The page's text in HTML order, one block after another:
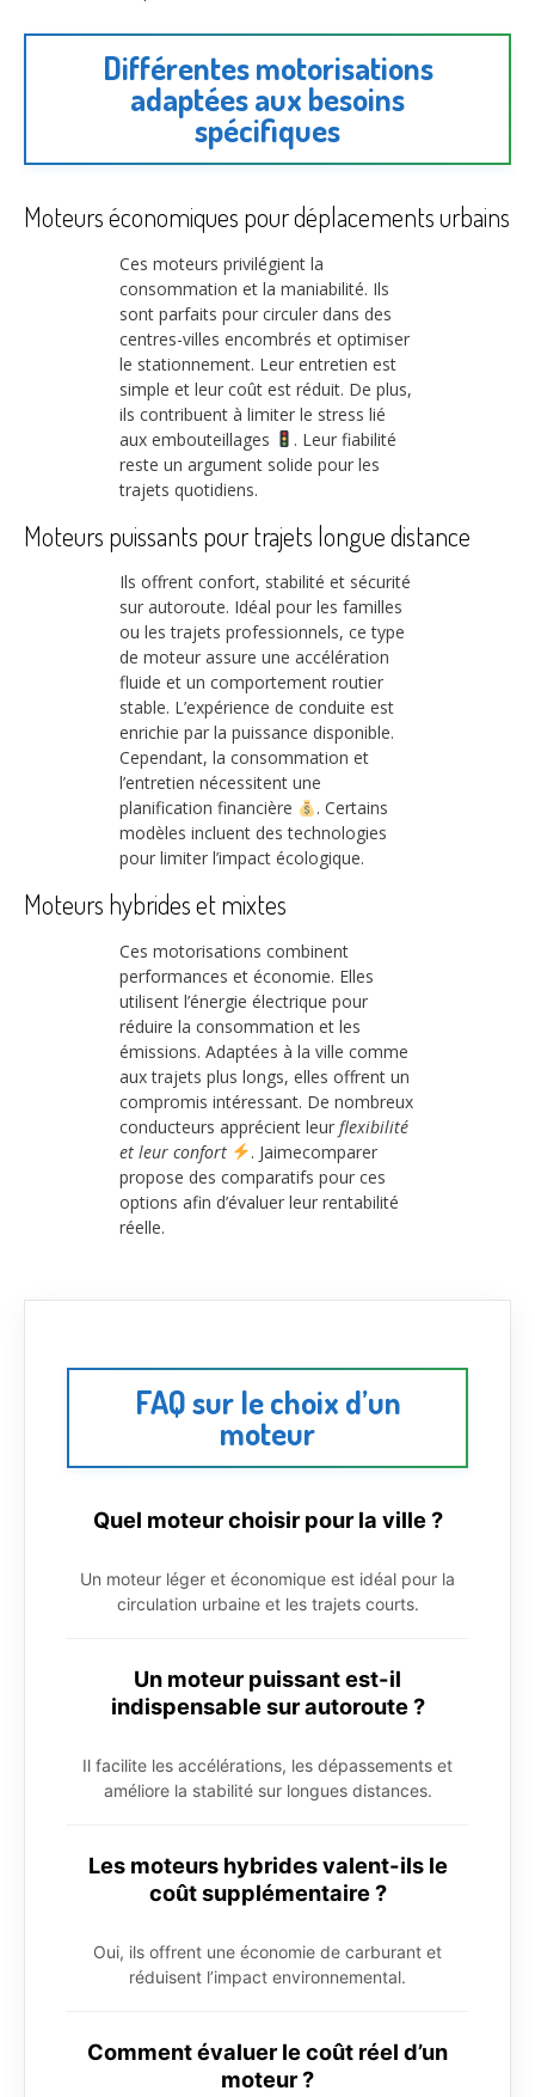
Différentes motorisations
adaptées aux besoins
spécifiques
Moteurs économiques pour déplacements urbains
Ces moteurs privilégient la
consommation et la maniabilité. Ils
sont parfaits pour circuler dans des
centres-villes encombrés et optimiser
le stationnement. Leur entretien est
simple et leur coût est réduit. De plus,
ils contribuent à limiter le stress lié
aux embouteillages
. Leur fiabilité
reste un argument solide pour les
trajets quotidiens.
Moteurs puissants pour trajets longue distance
Ils offrent confort, stabilité et sécurité
sur autoroute. Idéal pour les familles
ou les trajets professionnels, ce type
de moteur assure une accélération
fluide et un comportement routier
stable. L’expérience de conduite est
enrichie par la puissance disponible.
Cependant, la consommation et
l’entretien nécessitent une
planification financière
. Certains
modèles incluent des technologies
pour limiter l’impact écologique.
Moteurs hybrides et mixtes
Ces motorisations combinent
performances et économie. Elles
utilisent l’énergie électrique pour
réduire la consommation et les
émissions. Adaptées à la ville comme
aux trajets plus longs, elles offrent un
compromis intéressant. De nombreux
conducteurs apprécient leur flexibilité
et leur confort
. Jaimecomparer
propose des comparatifs pour ces
options afin d’évaluer leur rentabilité
réelle.
FAQ sur le choix d’un
moteur
Quel moteur choisir pour la ville ?
Un moteur léger et économique est idéal pour la
circulation urbaine et les trajets courts.
Un moteur puissant est-il
indispensable sur autoroute ?
Il facilite les accélérations, les dépassements et
améliore la stabilité sur longues distances.
Les moteurs hybrides valent-ils le
coût supplémentaire ?
Oui, ils offrent une économie de carburant et
réduisent l’impact environnemental.
Comment évaluer le coût réel d’un
moteur ?